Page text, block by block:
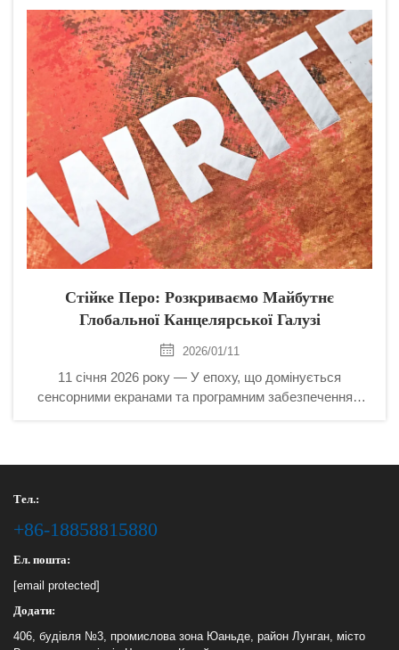
незамінну галузь. Друкована продукція далеко не
витісняється цифровими екранами — натомість галузь
еволюціонує...
Стійке Перо: Розкриваємо Майбутнє
Глобальної Канцелярської Галузі
2026/01/11
11 січня 2026 року — У епоху, що домінується
сенсорними екранами та програмним забезпеченням
Тел.:
+86-18858815880
Ел. пошта:
[email protected]
Додати:
406, будівля №3, промислова зона Юаньде, район Лунган, місто